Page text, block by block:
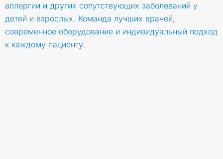
аллергии и других сопутствующих заболеваний у
детей и взрослых. Команда лучших врачей,
современное оборудование и индивидуальный подход
к каждому пациенту.